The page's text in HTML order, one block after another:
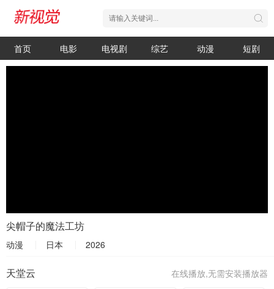
首页 电影 电视剧 综艺 动漫 短剧
尖帽子的魔法工坊
动漫 日本 2026
在线播放,无需安装播放器
天堂云